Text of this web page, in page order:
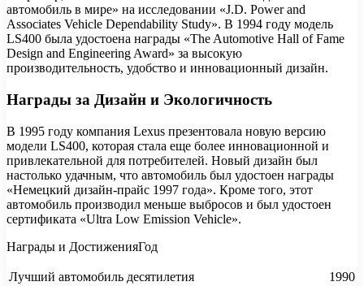
автомобиль в мире» на исследовании «J.D. Power and
Associates Vehicle Dependability Study». В 1994 году модель
LS400 была удостоена награды «The Automotive Hall of Fame
Design and Engineering Award» за высокую
производительность, удобство и инновационный дизайн.
Награды за Дизайн и Экологичность
В 1995 году компания Lexus презентовала новую версию
модели LS400, которая стала еще более инновационной и
привлекательной для потребителей. Новый дизайн был
настолько удачным, что автомобиль был удостоен награды
«Немецкий дизайн-прайс 1997 года». Кроме того, этот
автомобиль производил меньше выбросов и был удостоен
сертификата «Ultra Low Emission Vehicle».
Награды и ДостиженияГод
Лучший автомобиль десятилетия
1990